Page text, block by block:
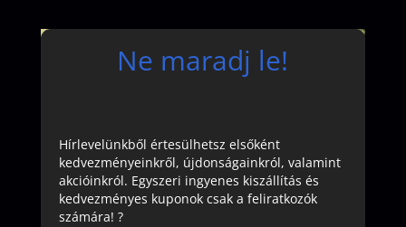
Ne maradj le!
Hírlevelünkből értesülhetsz elsőként
kedvezményeinkről, újdonságainkról, valamint
akcióinkról. Egyszeri ingyenes kiszállítás és
kedvezményes kuponok csak a feliratkozók
számára! ?